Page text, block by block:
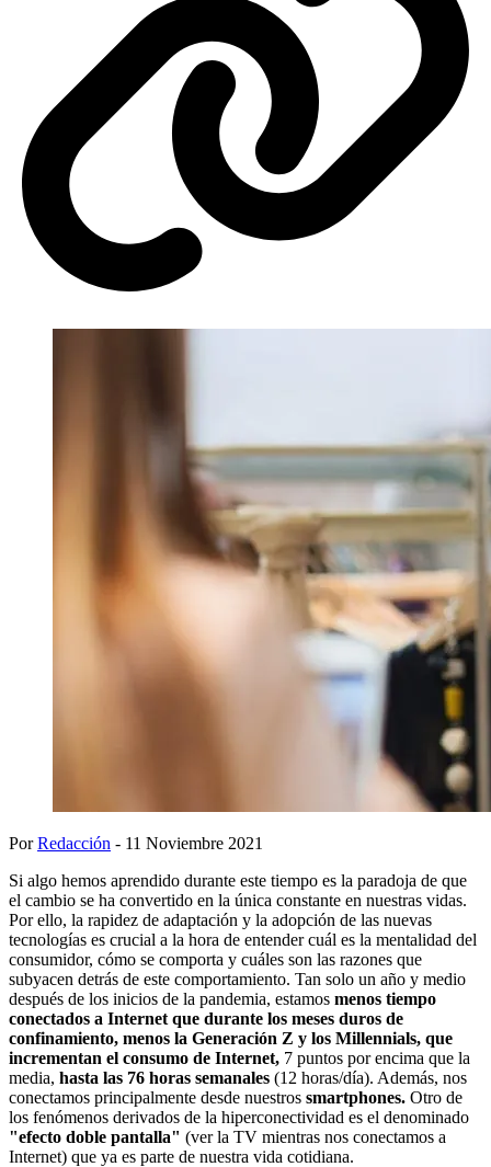
PorRedacción - 11 Noviembre 2021
Si algo hemos aprendido durante este tiempo es la paradoja de que
el cambio se ha convertido en la única constante en nuestras vidas.
Por ello, la rapidez de adaptación y la adopción de las nuevas
tecnologías es crucial a la hora de entender cuál es la mentalidad del
consumidor, cómo se comporta y cuáles son las razones que
subyacen detrás de este comportamiento. Tan solo un año y medio
después de los inicios de la pandemia, estamos menos tiempo
conectados a Internet que durante los meses duros de
confinamiento, menos la Generación Z y los Millennials, que
incrementan el consumo de Internet, 7 puntos por encima que la
media, hasta las 76 horas semanales (12 horas/día). Además, nos
conectamos principalmente desde nuestros smartphones. Otro de
los fenómenos derivados de la hiperconectividad es el denominado
"efecto doble pantalla" (ver la TV mientras nos conectamos a
Internet) que ya es parte de nuestra vida cotidiana.